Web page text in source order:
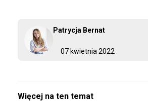
07 kwietnia 2022
Patrycja Bernat